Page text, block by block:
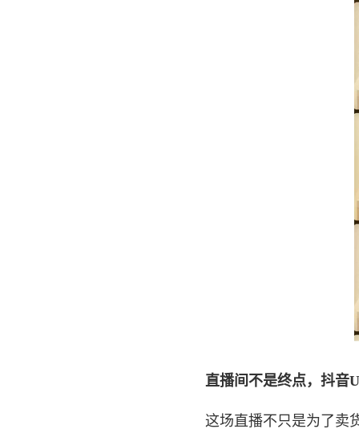
直播间不是终点，抖音
这场直播不只是为了卖